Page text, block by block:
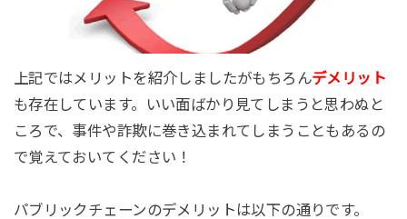
上記ではメリットを紹介しましたがもちろんデメリット
も存在しています。いい面ばかり見てしまうと思わぬと
ころで、事件や詐欺に巻き込まれてしまうこともあるの
で覚えておいてください！
パブリックチェーンのデメリットは以下の通りです。